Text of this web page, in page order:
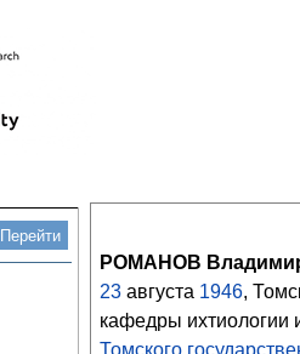
РОМАНОВ
23 августа 1946,
кафедры ихтиологии